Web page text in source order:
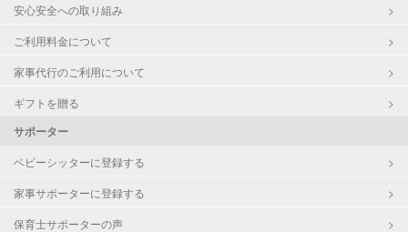
安心安全への取り組み
ご利用料金について
家事代行のご利用について
ギフトを贈る
サポーター
ベビーシッターに登録する
家事サポーターに登録する
保育士サポーターの声